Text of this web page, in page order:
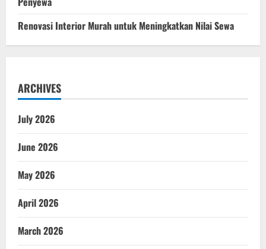
Renovasi Interior Murah untuk Meningkatkan Nilai Sewa
ARCHIVES
July 2026
June 2026
May 2026
April 2026
March 2026